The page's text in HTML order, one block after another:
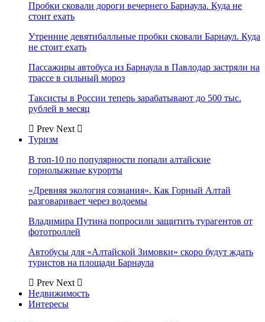
Пробки сковали дороги вечернего Барнаула. Куда не
стоит ехать
Утренние девятибалльные пробки сковали Барнаул. Куда
не стоит ехать
Пассажиры автобуса из Барнаула в Павлодар застряли на
трассе в сильный мороз
Таксисты в России теперь зарабатывают до 500 тыс.
рублей в месяц
Prev Next
Туризм
В топ-10 по популярности попали алтайские
горнолыжные курорты
«Древняя экология сознания». Как Горный Алтай
разговаривает через водоемы
Владимира Путина попросили защитить турагентов от
фототроллей
Автобусы для «Алтайской Зимовки» скоро будут ждать
туристов на площади Барнаула
Prev Next
Недвижимость
Интересы